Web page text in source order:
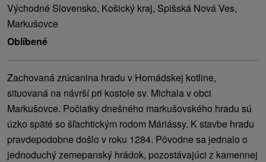
Východné Slovensko, Košický kraj, Spišská Nová Ves,
Markušovce
Oblíbené
Zachovaná zrúcanina hradu v Hornádskej kotline,
situovaná na návrší pri kostole sv. Michala v obci
Markušovce. Počiatky dnešného markušovského hradu sú
úzko späté so šľachtickým rodom Máriássy. K stavbe hradu
pravdepodobne došlo v roku 1284. Pôvodne sa jednalo o
jednoduchý zemepanský hrádok, pozostávajúci z kamennej